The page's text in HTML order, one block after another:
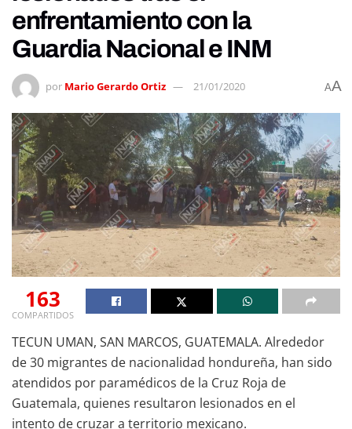
enfrentamiento con la
Guardia Nacional e INM
por Mario Gerardo Ortiz 21/01/2020 AA
163
COMPARTIDOS
TECUN UMAN, SAN MARCOS, GUATEMALA. Alrededor
de 30 migrantes de nacionalidad hondureña, han sido
atendidos por paramédicos de la Cruz Roja de
Guatemala, quienes resultaron lesionados en el
intento de cruzar a territorio mexicano.